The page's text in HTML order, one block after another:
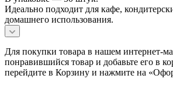
Идеально подходит для кафе,
домашнего использования.
Для покупки товара в нашем интернет-
понравившийся товар и добавьте его в
перейдите в Корзину и нажмите на